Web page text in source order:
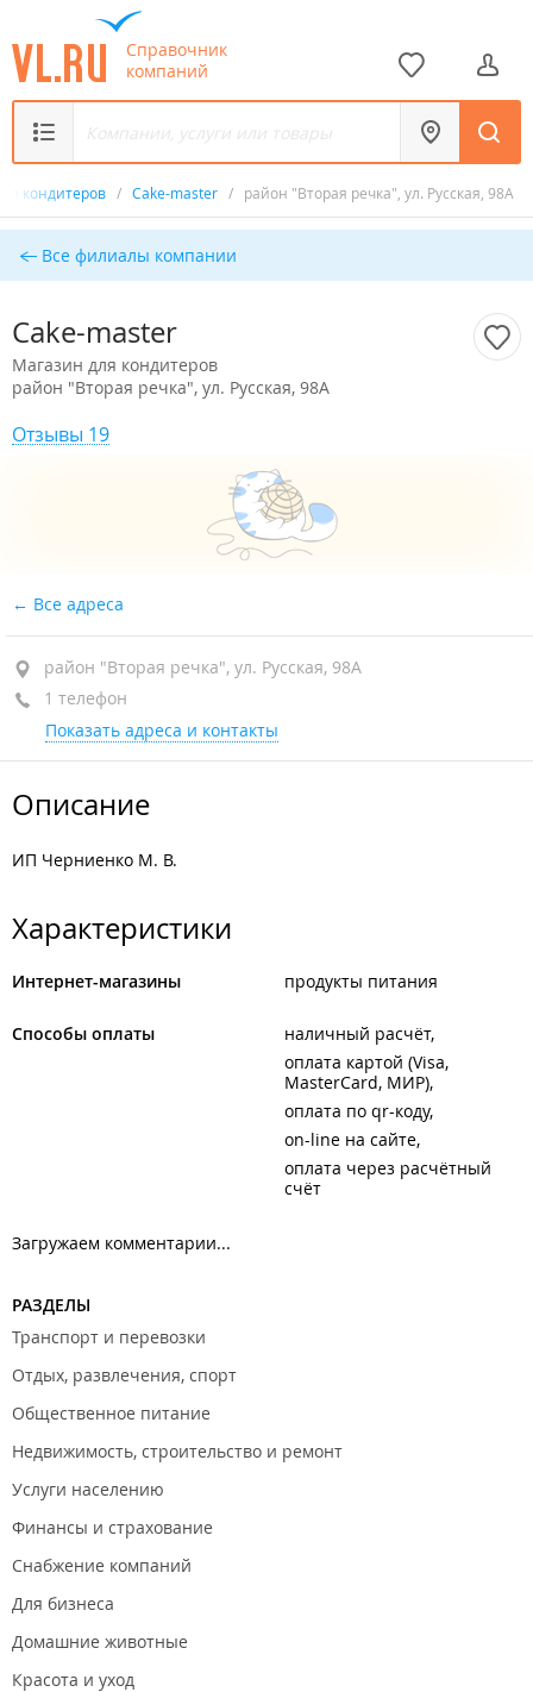
Справочник
компаний
кондитеров / Cake-master / район "Вторая речка", ул. Русская, 98А
Все филиалы компании
Cake-master
Магазин для кондитеров
район "Вторая речка", ул. Русская, 98А
Отзывы 19
Все адреса
район "Вторая речка", ул. Русская, 98А
1 телефон
Показать адреса и контакты
Описание
ИП Черниенко М. В.
Характеристики
Интернет-магазины продукты питания
Способы оплаты
наличный расчёт
оплата картой (Visa,
MasterCard, МИР)
оплата по qr-коду
on-line на сайте
оплата через расчётный
счёт
Загружаем комментарии...
РАЗДЕЛЫ
Транспорт и перевозки
Отдых, развлечения, спорт
Общественное питание
Недвижимость, строительство и ремонт
Услуги населению
Финансы и страхование
Снабжение компаний
Для бизнеса
Домашние животные
Красота и уход